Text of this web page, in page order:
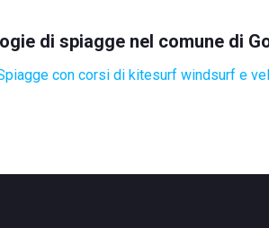
di spiagge nel comune di
con corsi di kitesurf windsurf e